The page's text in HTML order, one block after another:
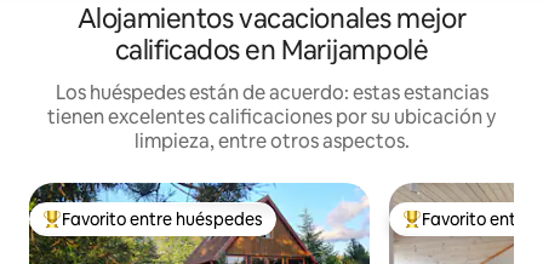
Alojamientos vacacionales mejor
calificados en Marijampolė
Los huéspedes están de acuerdo: estas estancias
tienen excelentes calificaciones por su ubicación y
limpieza, entre otros aspectos.
De los mejores en Favorito entre huéspedes
Favorito entre huéspedes De los mejores
Favorito entre